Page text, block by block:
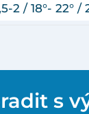
2 / 18°- 22° /
s